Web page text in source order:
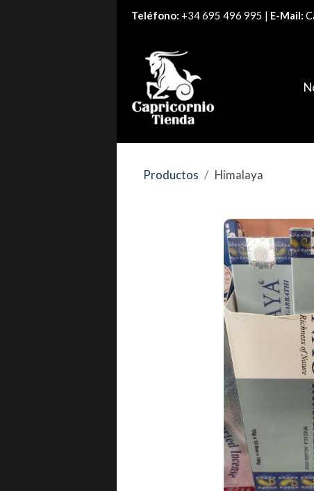
Teléfono: +34 695 496 995 | E-Mail:
Productos Himalaya